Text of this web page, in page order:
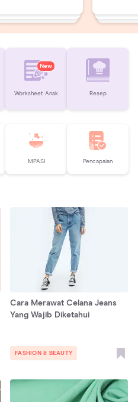
New
Worksheet Anak Resep
MPASI Pencapaian
Cara Merawat Celana Jeans
Yang Wajib Diketahui
FASHION & BEAUTY